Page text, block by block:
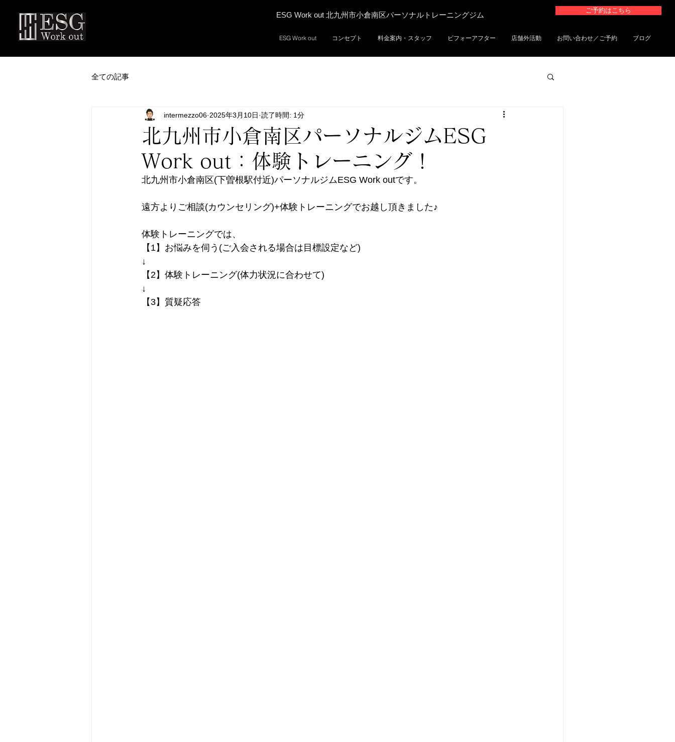
ESG Work out 北九州市小倉南区パーソナルトレーニングジム
ご予約はこちら
ESG Work out コンセプト 料金案内・スタッフ ビフォーアフター 店舗外活動 お問い合わせ／ご予約 ブログ
全ての記事
北九州市小倉南区パーソナルジムESG
Work out：体験トレーニング！
intermezzo06 2025年3月10日 読了時間: 1分
北九州市小倉南区(下曽根駅付近)パーソナルジムESG Work outです。
遠方よりご相談(カウンセリング)+体験トレーニングでお越し頂きました♪
体験トレーニングでは、
【1】お悩みを伺う(ご入会される場合は目標設定など)
↓
【2】体験トレーニング(体力状況に合わせて)
↓
【3】質疑応答